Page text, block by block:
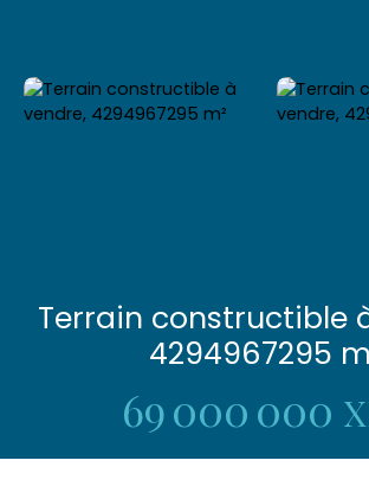
Terrain constructible
4294967295
69 000 000